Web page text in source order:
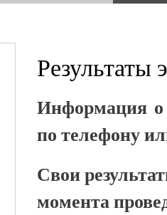
Результаты
Информация о
по телефону
Свои
момента